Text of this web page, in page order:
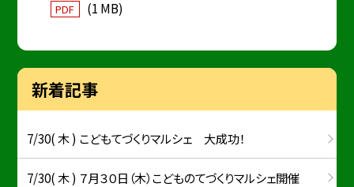
PDF (1 MB)
新着記事
7/30( 木 ) こどもてづくりマルシェ 大成功！
7/30( 木 ) ７月３０日（木）こどものてづくりマルシェ開催